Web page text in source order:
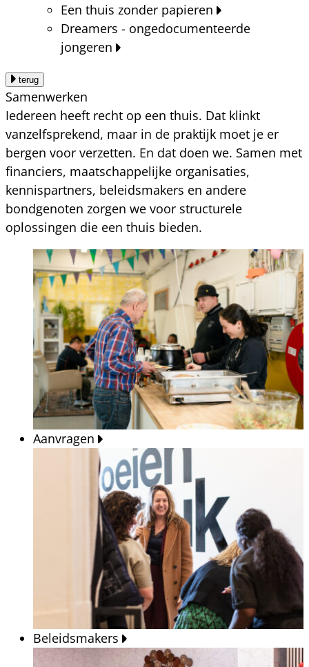
Een thuis zonder papieren
Dreamers - ongedocumenteerde
jongeren
terug
Samenwerken
Iedereen heeft recht op een thuis. Dat klinkt
vanzelfsprekend, maar in de praktijk moet je er
bergen voor verzetten. En dat doen we. Samen met
financiers, maatschappelijke organisaties,
kennispartners, beleidsmakers en andere
bondgenoten zorgen we voor structurele
oplossingen die een thuis bieden.
Aanvragen
Beleidsmakers